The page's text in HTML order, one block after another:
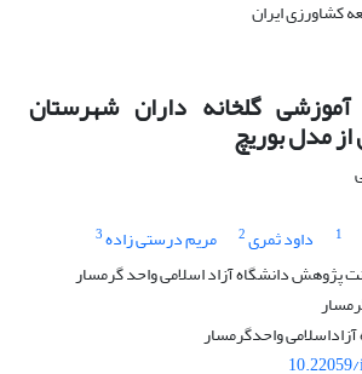
آموزشی گلخانه داران شهرستان
از مدل بوریچ
1 داود ثمری2 مریم درستی زاده3
پژوهش دانشگاه آزاد اسلامی واحد گرمسار
واحدگرمسار